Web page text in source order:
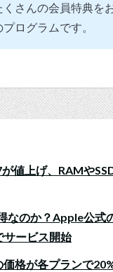
さんの会員特典を
ログラムです。
値上げ、RAMや
なのか？Apple公式
ービス開始
格が各プランで